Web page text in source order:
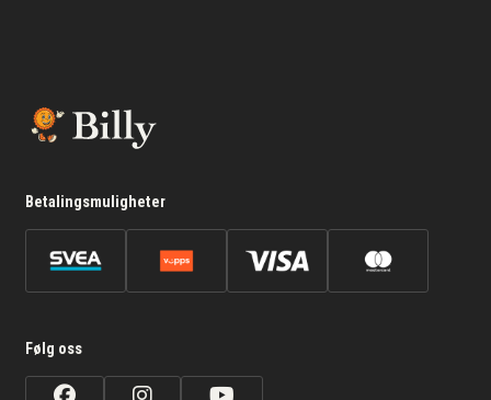
Betalingsmuligheter
Følg oss